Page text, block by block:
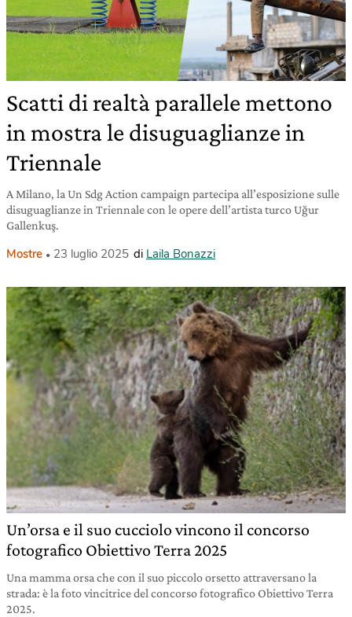
Scatti di realtà parallele mettono
in mostra le disuguaglianze in
Triennale
A Milano, la Un Sdg Action campaign partecipa all’esposizione sulle
disuguaglianze in Triennale con le opere dell’artista turco Uğur
Gallenkuş.
Mostre 23 luglio 2025 di Laila Bonazzi
Un’orsa e il suo cucciolo vincono il concorso
fotografico Obiettivo Terra 2025
Una mamma orsa che con il suo piccolo orsetto attraversano la
strada: è la foto vincitrice del concorso fotografico Obiettivo Terra
2025.